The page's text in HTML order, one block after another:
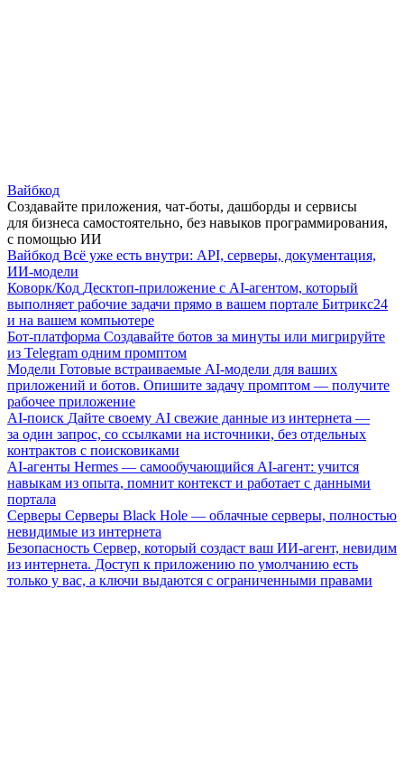
Вайбкод
Создавайте приложения, чат-боты, дашборды и сервисы
для бизнеса самостоятельно, без навыков программирования,
с помощью ИИ
Вайбкод Всё уже есть внутри: API, серверы, документация,
ИИ-модели
Коворк/Код Десктоп-приложение с AI-агентом, который
выполняет рабочие задачи прямо в вашем портале Битрикс24
и на вашем компьютере
Бот-платформа Создавайте ботов за минуты или мигрируйте
из Telegram одним промптом
Модели Готовые встраиваемые AI-модели для ваших
приложений и ботов. Опишите задачу промптом — получите
рабочее приложение
AI-поиск Дайте своему AI свежие данные из интернета —
за один запрос, со ссылками на источники, без отдельных
контрактов с поисковиками
AI-агенты Hermes — самообучающийся AI-агент: учится
навыкам из опыта, помнит контекст и работает с данными
портала
Серверы Серверы Black Hole — облачные серверы, полностью
невидимые из интернета
Безопасность Сервер, который создаст ваш ИИ-агент, невидим
из интернета. Доступ к приложению по умолчанию есть
только у вас, а ключи выдаются с ограниченными правами